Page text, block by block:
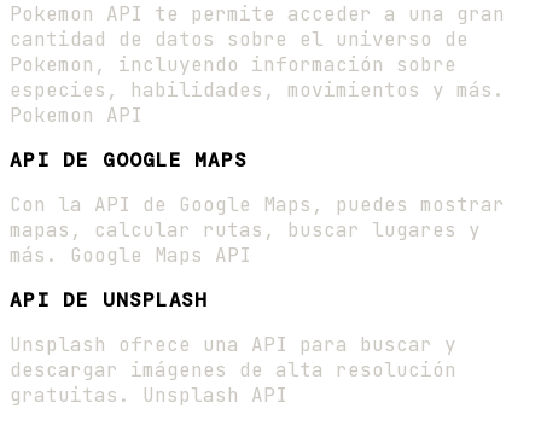
Pokemon API te permite acceder a una gran
cantidad de datos sobre el universo de
Pokemon, incluyendo información sobre
especies, habilidades, movimientos y más.
Pokemon API
API DE GOOGLE MAPS
Con la API de Google Maps, puedes mostrar
mapas, calcular rutas, buscar lugares y
más. Google Maps API
API DE UNSPLASH
Unsplash ofrece una API para buscar y
descargar imágenes de alta resolución
gratuitas. Unsplash API